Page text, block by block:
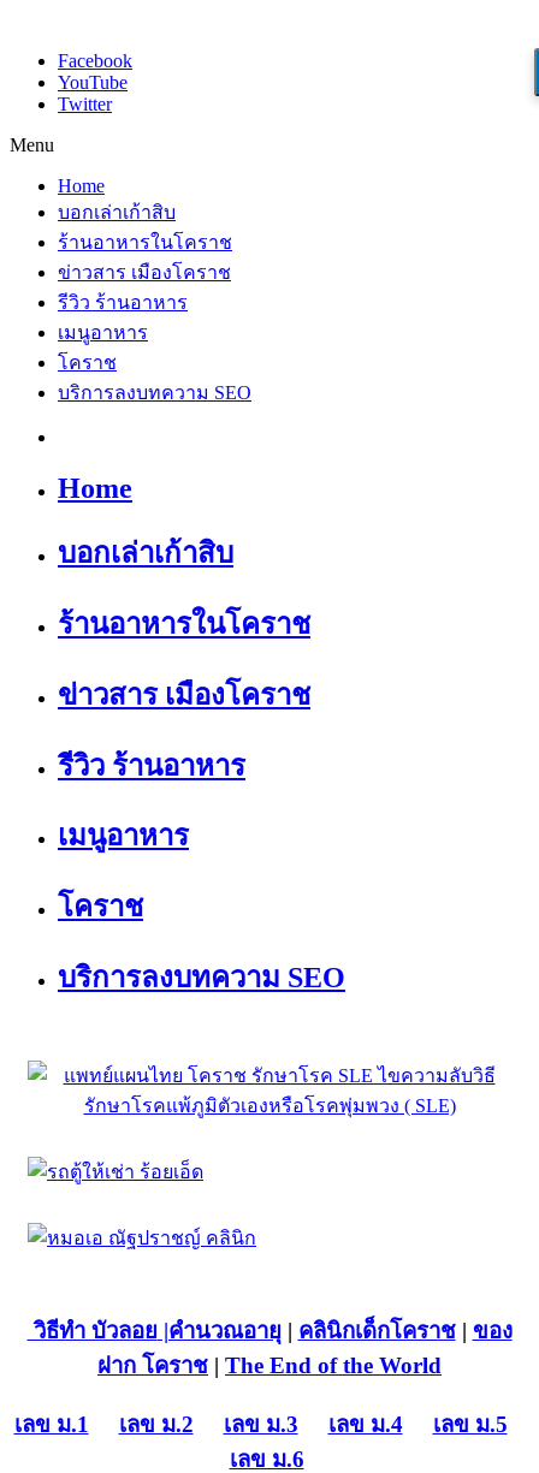
Facebook
YouTube
Twitter
Menu
Home
บอกเล่าเก้าสิบ
ร้านอาหารในโคราช
ข่าวสาร เมืองโคราช
รีวิว ร้านอาหาร
เมนูอาหาร
โคราช
บริการลงบทความ SEO
Home
บอกเล่าเก้าสิบ
ร้านอาหารในโคราช
ข่าวสาร เมืองโคราช
รีวิว ร้านอาหาร
เมนูอาหาร
โคราช
บริการลงบทความ SEO
วิธีทำ บัวลอย |คำนวณอายุ | คลินิกเด็กโคราช| ของ
ฝาก โคราช | The End of the World
เลข ม.1 เลข ม.2 เลข ม.3 เลข ม.4
เลข ม.5
เลข ม.6